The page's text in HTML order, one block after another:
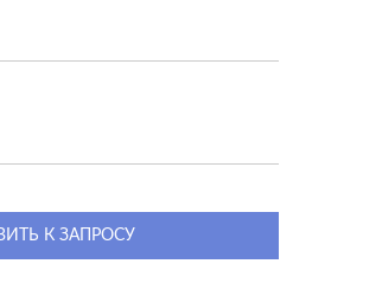
К ЗАПРОСУ